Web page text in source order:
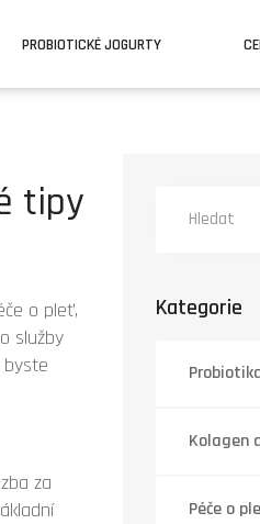
PROBIOTICKÉ JOGURTY
tipy
o pleť,
služby
byste
za
Kategorie
Kolagen
Péče o